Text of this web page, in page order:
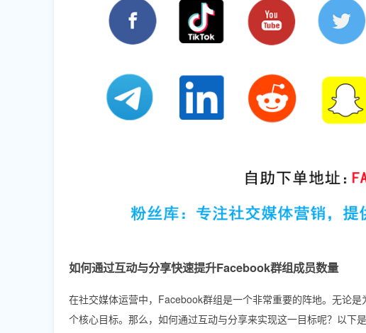
如何通过互动与分享快速提升Facebook群组成员数量
在社交媒体运营中，Facebook群组是一个非常重要的阵地。无论
个核心目标。那么，如何通过互动与分享来实现这一目标呢？以下是